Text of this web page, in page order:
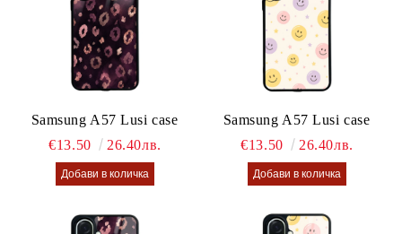
Samsung A57 Lusi case
€13.50
26.40лв.
Samsung A57 Lusi case
€13.50
26.40лв.